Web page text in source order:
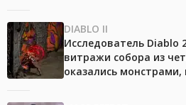
DIABLO II
Исследователь Diablo
витражи собора из
оказались